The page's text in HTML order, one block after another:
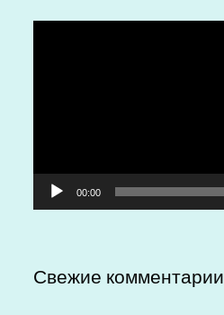
00:00
Свежие комментарии